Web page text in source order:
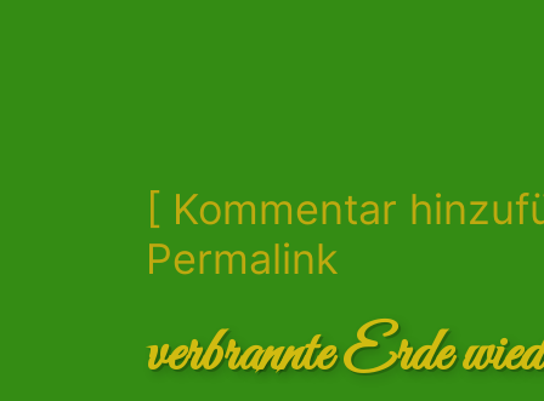
[ Kommentar
Permalink
verbrannte Erde